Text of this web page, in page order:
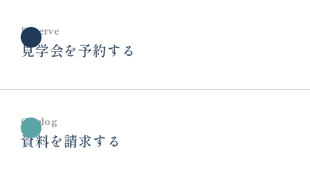
Reserve
見学会を予約する
Catalog
資料を請求する